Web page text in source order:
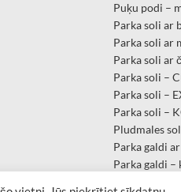
Puķu podi –
Parka soli ar
Parka soli ar
Parka soli ar
Parka soli –
Parka soli –
Parka soli –
Pludmales
Parka galdi
Parka galdi –